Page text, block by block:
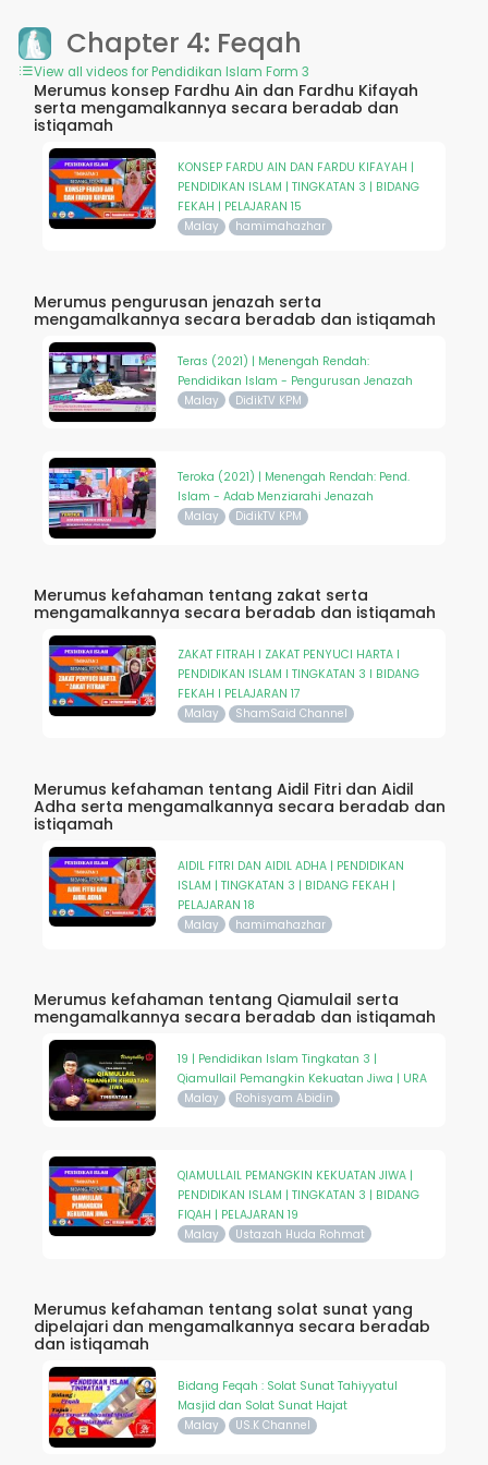
Chapter 4: Feqah
View all videos for Pendidikan Islam Form 3
Merumus konsep Fardhu Ain dan Fardhu Kifayah
serta mengamalkannya secara beradab dan
istiqamah
KONSEP FARDU AIN DAN FARDU KIFAYAH |
PENDIDIKAN ISLAM | TINGKATAN 3 | BIDANG
FEKAH | PELAJARAN 15
Malay hamimahazhar
Merumus pengurusan jenazah serta
mengamalkannya secara beradab dan istiqamah
Teras (2021) | Menengah Rendah:
Pendidikan Islam - Pengurusan Jenazah
Malay DidikTV KPM
Teroka (2021) | Menengah Rendah: Pend.
Islam - Adab Menziarahi Jenazah
Malay DidikTV KPM
Merumus kefahaman tentang zakat serta
mengamalkannya secara beradab dan istiqamah
ZAKAT FITRAH I ZAKAT PENYUCI HARTA I
PENDIDIKAN ISLAM I TINGKATAN 3 I BIDANG
FEKAH I PELAJARAN 17
Malay ShamSaid Channel
Merumus kefahaman tentang Aidil Fitri dan Aidil
Adha serta mengamalkannya secara beradab dan
istiqamah
AIDIL FITRI DAN AIDIL ADHA | PENDIDIKAN
ISLAM | TINGKATAN 3 | BIDANG FEKAH |
PELAJARAN 18
Malay hamimahazhar
Merumus kefahaman tentang Qiamulail serta
mengamalkannya secara beradab dan istiqamah
19 | Pendidikan Islam Tingkatan 3 |
Qiamullail Pemangkin Kekuatan Jiwa | URA
Malay Rohisyam Abidin
QIAMULLAIL PEMANGKIN KEKUATAN JIWA |
PENDIDIKAN ISLAM | TINGKATAN 3 | BIDANG
FIQAH | PELAJARAN 19
Malay Ustazah Huda Rohmat
Merumus kefahaman tentang solat sunat yang
dipelajari dan mengamalkannya secara beradab
dan istiqamah
Bidang Feqah : Solat Sunat Tahiyyatul
Masjid dan Solat Sunat Hajat
Malay US.K Channel